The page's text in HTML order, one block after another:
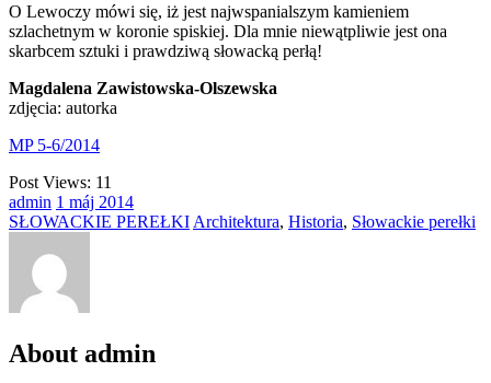
O Lewoczy mówi się, iż jest najwspanialszym kamieniem
szlachetnym w koronie spiskiej. Dla mnie niewątpliwie jest ona
skarbcem sztuki i prawdziwą słowacką perłą!
Magdalena Zawistowska-Olszewska
zdjęcia: autorka
MP 5-6/2014
Post Views: 11
admin 1 máj 2014
SŁOWACKIE PEREŁKI Architektura, Historia, Słowackie perełki
About admin